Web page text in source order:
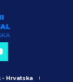
Hrvatska